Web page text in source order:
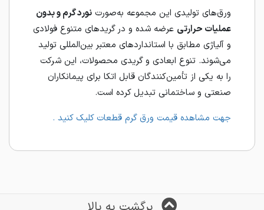
ورق‌های تولیدی این مجموعه به‌صورت نورد گرم و بدون
عملیات حرارتی عرضه شده و در گریدهای متنوع فولادی
و آلیاژی مطابق با استانداردهای معتبر بین‌المللی تولید
می‌شوند. تنوع ابعادی و گریدی محصولات، این شرکت
را به یکی از تأمین‌کنندگان قابل اتکا برای پیمانکاران
صنعتی و ساختمانی تبدیل کرده است.
جهت مشاهده قیمت ورق گرم قطعات کلیک کنید .